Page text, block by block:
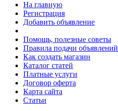
На главную
Регистрация
Добавить объявление
Помощь, полезные советы
Правила подачи объявлений
Как создать магазин
Каталог статей
Платные услуги
Договор оферта
Карта сайта
Статьи